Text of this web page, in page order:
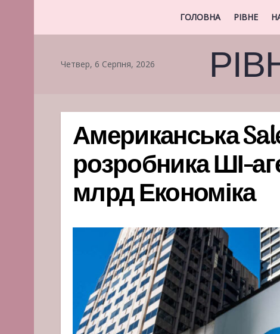
ГОЛОВНА РІВНЕ
Четвер, 6 Серпня, 2026
Американська
розробника ШІ-
млрд Економіка